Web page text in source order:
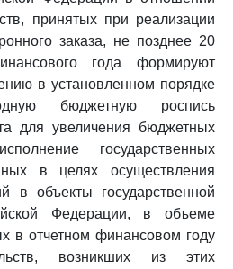
принятых при реализации
заказа, не позднее 20
года формируют
в установленном порядке
бюджетную роспись
для увеличения бюджетных
государственных
в целях осуществления
в объекты государственной
Федерации, в объеме
в отчетном финансовом году
возникших из этих